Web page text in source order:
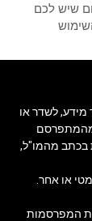
שיש לכם
מידע, לשדר או
מהמתפרסם
בכתב מהמו"ל,
או אחר.
המפרסמות